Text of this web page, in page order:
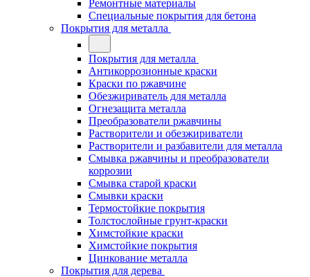
Ремонтные материалы
Специальные покрытия для бетона
Покрытия для металла
Покрытия для металла
Антикоррозионные краски
Краски по ржавчине
Обезжириватель для металла
Огнезащита металла
Преобразователи ржавчины
Растворители и обезжириватели
Растворители и разбавители для металла
Смывка ржавчины и преобразователи
коррозии
Смывка старой краски
Смывки краски
Термостойкие покрытия
Толстослойные грунт-краски
Химстойкие краски
Химстойкие покрытия
Цинкование металла
Покрытия для дерева